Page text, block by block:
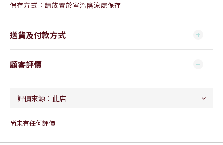
保存方式：請放置於室溫陰涼處保存
送貨及付款方式
顧客評價
尚未有任何評價